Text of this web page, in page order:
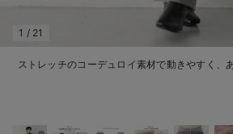
快適機能ウェア特集 パジャマ
erbaviva（エルバビーバ）
ハレの日に着るANGELIEBEのセレモニー
ストレッチのコーデュロイ素材で動きやすく、
1 / 21